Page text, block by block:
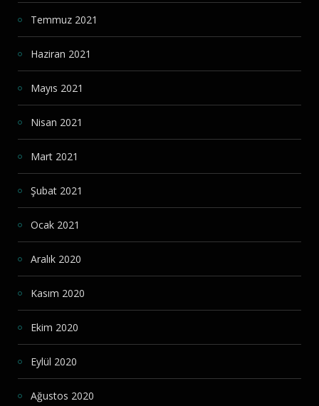
Temmuz 2021
Haziran 2021
Mayıs 2021
Nisan 2021
Mart 2021
Şubat 2021
Ocak 2021
Aralık 2020
Kasım 2020
Ekim 2020
Eylül 2020
Ağustos 2020